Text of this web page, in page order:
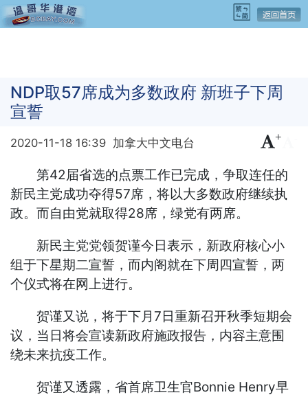
NDP取57席成为多数政府 新班子下周
宣誓
2020-11-18 16:39 加拿大中文电台 +
第42届省选的点票工作已完成，争取连任的
新民主党成功夺得57席，将以大多数政府继续执
政。而自由党就取得28席，绿党有两席。
新民主党党领贺谨今日表示，新政府核心小
组于下星期二宣誓，而内阁就在下周四宣誓，两
个仪式将在网上进行。
贺谨又说，将于下月7日重新召开秋季短期会
议，当日将会宣读新政府施政报告，内容主意围
绕未来抗疫工作。
贺谨又透露，省首席卫生官Bonnie Henry早